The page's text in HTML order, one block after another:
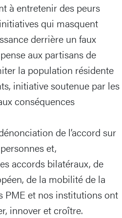
à entretenir des peurs
qui masquent
derrière un faux
aux partisans de
la population résidente
initiative soutenue par les
conséquences
de l’accord sur
et,
accords bilatéraux, de
de la mobilité de la
PME et nos institutions ont
innover et croître.